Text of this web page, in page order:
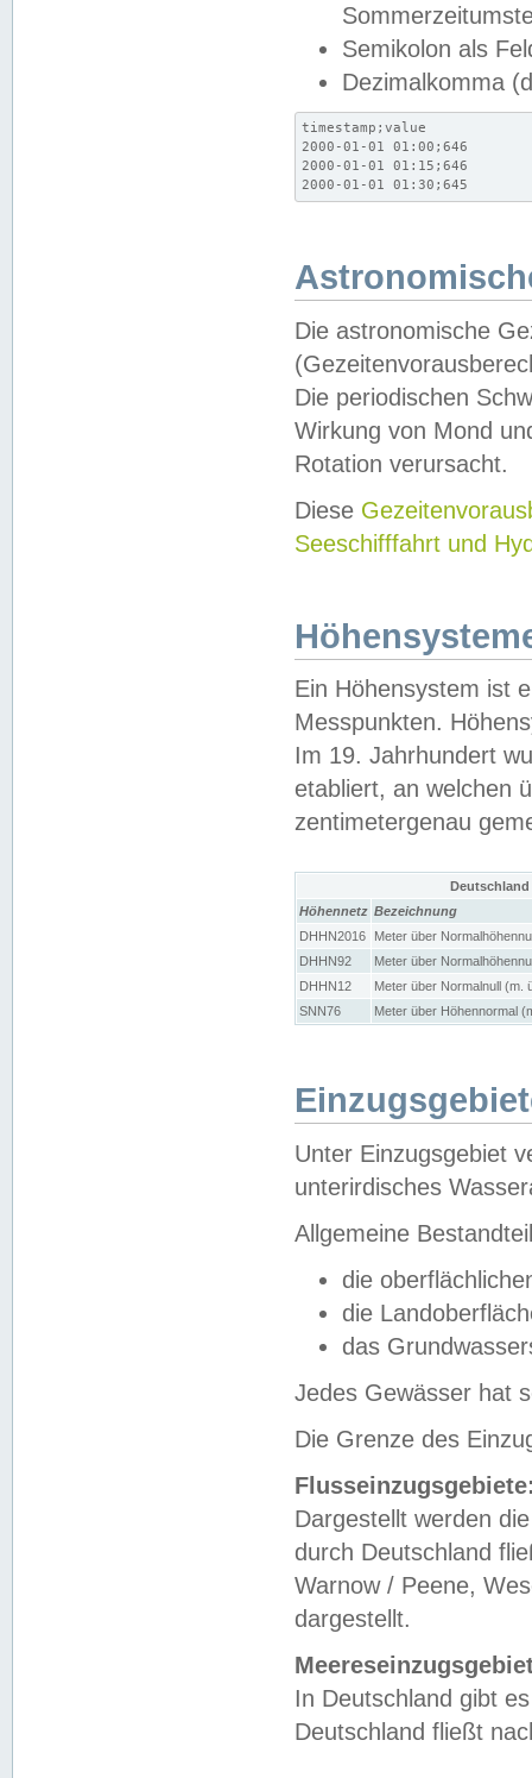
Semikolon als
Dezimalkomma
timestamp;value
2000-01-01 01:00;646
2000-01-01 01:15;646
2000-01-01 01:30;645
Die astronomische
Die periodischen
Wirkung von Mond
Rotation verursacht.
Diese
Seeschifffahrt und
Ein Höhensystem ist
Messpunkten.
Im 19. Jahrhundert
etabliert, an welchen
zentimetergenau
Höhennetz Bezeichnung
DHHN2016
Meter über
DHHN92
Meter über
DHHN12
Meter über Normalnull (m.
SNN76
Meter über Höhennormal
Unter Einzugsgebiet
unterirdisches
Allgemeine
die
die
das
Jedes Gewässer hat
Die Grenze des
Dargestellt werden
durch Deutschland
Warnow / Peene,
dargestellt.
In Deutschland gibt
Deutschland fließt